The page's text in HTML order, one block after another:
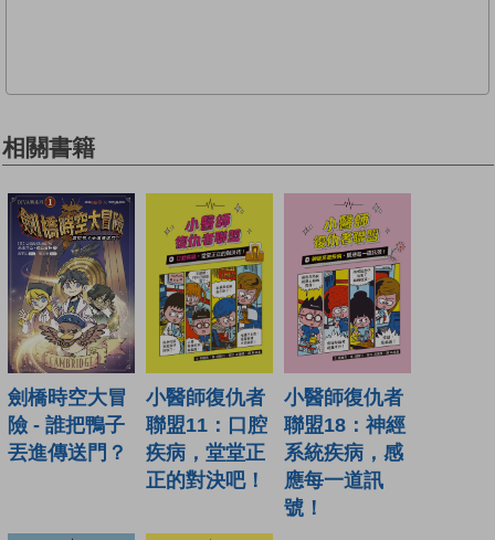
相關書籍
劍橋時空大冒
險 - 誰把鴨子
丟進傳送門？
小醫師復仇者
聯盟11：口腔
疾病，堂堂正
正的對決吧！
小醫師復仇者
聯盟18：神經
系統疾病，感
應每一道訊
號！